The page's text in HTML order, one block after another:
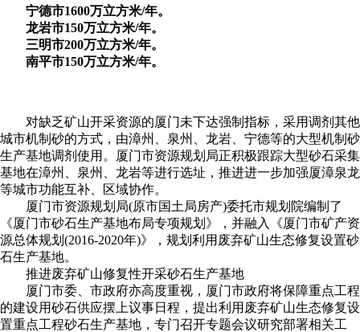
宁德市1600万立方米/年。
龙岩市150万立方米/年。
三明市200万立方米/年。
南平市150万立方米/年。
对缺乏矿山开采资源的厦门未下达强制指标，采用调剂其他
城市机制砂的方式，由漳州、泉州、龙岩、宁德等的大型机制砂
生产基地调剂使用。厦门市资源规划局正积极跟踪大型砂石采集
基地在漳州、泉州、龙岩等进行选址，推进进一步加强厦漳泉龙
等城市功能互补、区域协作。
厦门市资源规划局(原市国土局房产)委托市规划院编制了
《厦门市砂石生产基地布局专项规划》，并融入《厦门市矿产资
源总体规划(2016-2020年)》，规划利用废弃矿山生态修复设置砂
石生产基地。
推进废弃矿山修复性开采砂石生产基地
厦门市委、市政府亦高度重视，厦门市政府将保障重点工程
的建设用砂石供应摆上议事日程，提出利用废弃矿山生态修复设
置重点工程砂石生产基地，专门召开专题会议研究部署相关工